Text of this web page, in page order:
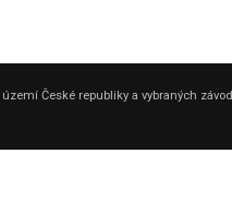
České republiky a vybraných